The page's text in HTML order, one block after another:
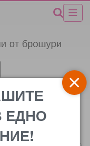
от брошури
ЕДНО